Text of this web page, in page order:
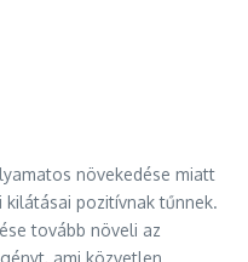
növekedése miatt
pozitívnak tűnnek.
tovább növeli az
ami közvetlen